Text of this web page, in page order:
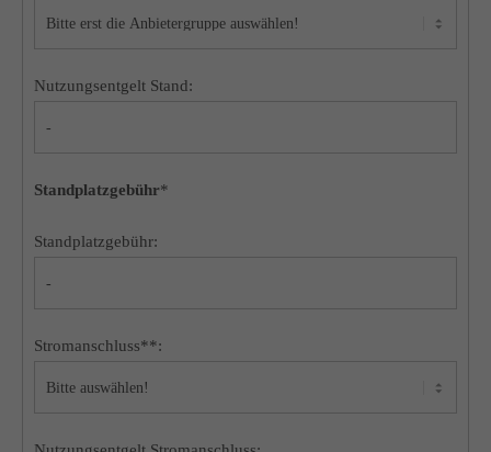
Nutzungsentgelt Stand:
Standplatzgebühr*
Standplatzgebühr:
Stromanschluss**: